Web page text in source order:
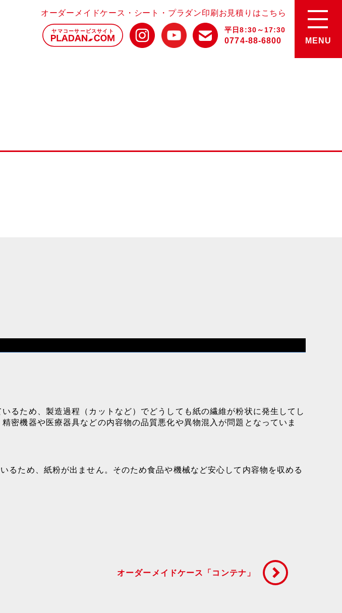
オーダーメイドケース・シート・プラダン印刷お見積りはこちら
平日8:30～17:30
0774-88-6800 MENU
るため、製造過程（カットなど）でどうしても紙の繊維が粉状に発生してし
密機器や医療器具などの内容物の品質悪化や異物混入が問題となっていま
ため、紙粉が出ません。そのため食品や機械など安心して内容物を収める
オーダーメイドケース「コンテナ」